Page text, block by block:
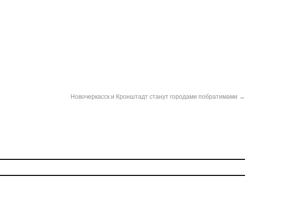
Новочеркасск и Кронштадт станут городами побратимами →